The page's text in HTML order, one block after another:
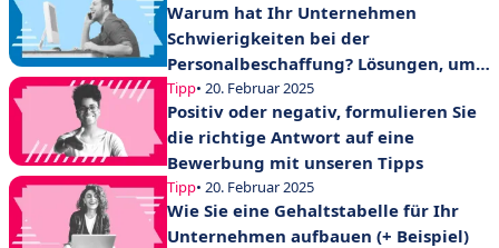
Warum hat Ihr Unternehmen
Schwierigkeiten bei der
Personalbeschaffung? Lösungen, um
den Trend umzukehren
Tipp• 20. Februar 2025
Positiv oder negativ, formulieren Sie
die richtige Antwort auf eine
Bewerbung mit unseren Tipps
Tipp• 20. Februar 2025
Wie Sie eine Gehaltstabelle für Ihr
Unternehmen aufbauen (+ Beispiel)